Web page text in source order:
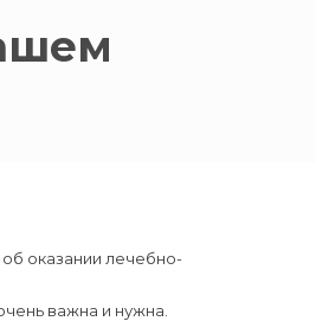
оказании лечебно-
важна и нужна.